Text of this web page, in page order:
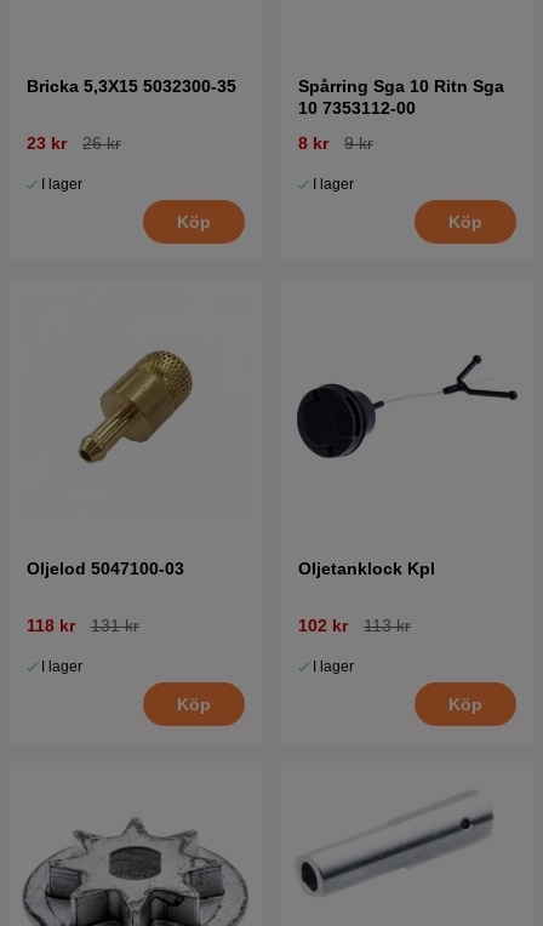
Bricka 5,3X15 5032300-35
23 kr 26 kr
I lager
Köp
Spårring Sga 10 Ritn Sga
10 7353112-00
8 kr
9 kr
I lager
Köp
Oljelod 5047100-03
118 kr 131 kr
I lager
Köp
Oljetanklock Kpl
102 kr 113 kr
I lager
Köp